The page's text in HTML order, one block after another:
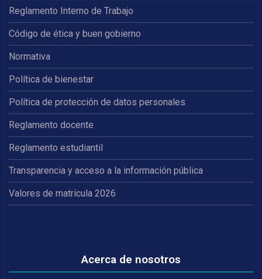
Reglamento Interno de Trabajo
Código de ética y buen gobierno
Normativa
Política de bienestar
Política de protección de datos personales
Reglamento docente
Reglamento estudiantil
Transparencia y acceso a la información pública
Valores de matrícula 2026
Acerca de nosotros